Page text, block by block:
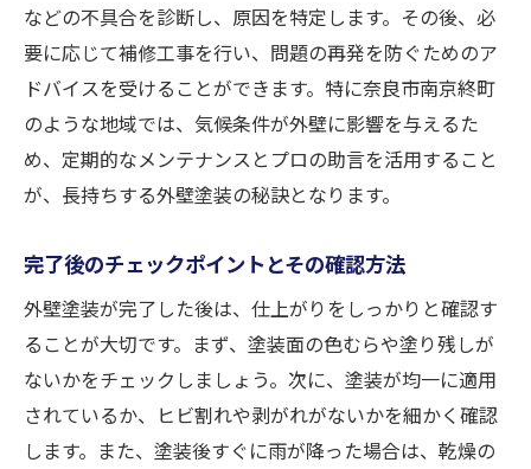
などの不具合を診断し、原因を特定します。その後、必
要に応じて補修工事を行い、問題の再発を防ぐためのア
ドバイスを受けることができます。特に奈良市南京終町
のような地域では、気候条件が外壁に影響を与えるた
め、定期的なメンテナンスとプロの助言を活用すること
が、長持ちする外壁塗装の秘訣となります。
完了後のチェックポイントとその確認方法
外壁塗装が完了した後は、仕上がりをしっかりと確認す
ることが大切です。まず、塗装面の色むらや塗り残しが
ないかをチェックしましょう。次に、塗装が均一に適用
されているか、ヒビ割れや剥がれがないかを細かく確認
します。また、塗装後すぐに雨が降った場合は、乾燥の